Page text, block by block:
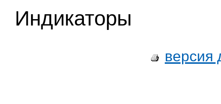
Индикаторы
версия